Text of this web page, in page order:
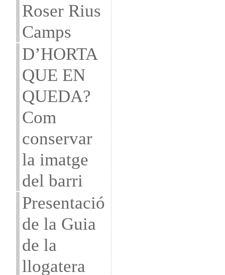
Roser Rius
Camps
D’HORTA
QUE EN
QUEDA?
Com
conservar
la imatge
del barri
Presentació
de la Guia
de la
llogatera